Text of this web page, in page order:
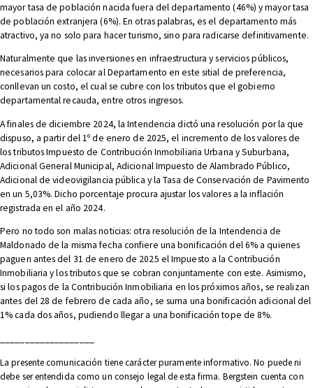
mayor tasa de población nacida fuera del departamento (46%) y mayor tasa
de población extranjera (6%). En otras palabras, es el departamento más
atractivo, ya no solo para hacer turismo, sino para radicarse definitivamente.
Naturalmente que las inversiones en infraestructura y servicios públicos,
necesarios para colocar al Departamento en este sitial de preferencia,
conllevan un costo, el cual se cubre con los tributos que el gobierno
departamental recauda, entre otros ingresos.
A finales de diciembre 2024, la Intendencia dictó una resolución por la que
dispuso, a partir del 1º de enero de 2025, el incremento de los valores de
los tributos Impuesto de Contribución Inmobiliaria Urbana y Suburbana,
Adicional General Municipal, Adicional Impuesto de Alambrado Público,
Adicional de videovigilancia pública y la Tasa de Conservación de Pavimento
en un 5,03%. Dicho porcentaje procura ajustar los valores a la inflación
registrada en el año 2024.
Pero no todo son malas noticias: otra resolución de la Intendencia de
Maldonado de la misma fecha confiere una bonificación del 6% a quienes
paguen antes del 31 de enero de 2025 el Impuesto a la Contribución
Inmobiliaria y los tributos que se cobran conjuntamente con este. Asimismo,
si los pagos de la Contribución Inmobiliaria en los próximos años, se realizan
antes del 28 de febrero de cada año, se suma una bonificación adicional del
1% cada dos años, pudiendo llegar a una bonificación tope de 8%.
La presente comunicación tiene carácter puramente informativo. No puede ni
debe ser entendida como un consejo legal de esta firma. Bergstein cuenta con